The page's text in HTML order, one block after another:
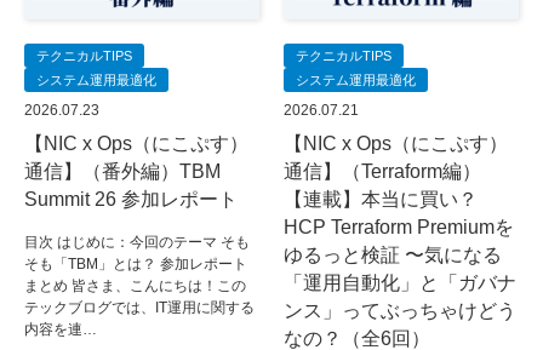
テクニカルTIPS
システム運用最適化
2026.07.23
【NIC x Ops（にこぷす）
通信】（番外編）TBM
Summit 26 参加レポート
目次 はじめに：今回のテーマ そも
そも「TBM」とは？ 参加レポート
まとめ 皆さま、こんにちは！この
テックブログでは、IT運用に関する
内容を連…
テクニカルTIPS
システム運用最適化
2026.07.21
【NIC x Ops（にこぷす）
通信】（Terraform編）
【連載】本当に買い？
HCP Terraform Premiumを
ゆるっと検証 〜気になる
「運用自動化」と「ガバナ
ンス」ってぶっちゃけどう
なの？（全6回）